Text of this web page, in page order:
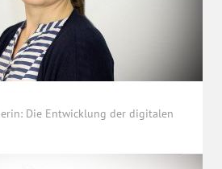
Die Entwicklung der digitalen